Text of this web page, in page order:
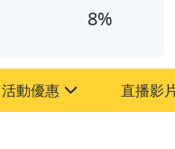
8%
活動優惠 直播影